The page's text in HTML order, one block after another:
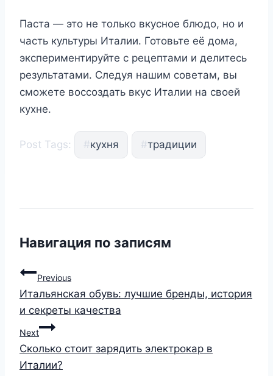
Паста — это не только вкусное блюдо, но и
часть культуры Италии. Готовьте её дома,
экспериментируйте с рецептами и делитесь
результатами. Следуя нашим советам, вы
сможете воссоздать вкус Италии на своей
кухне.
Post Tags: #кухня #традиции
Навигация по записям
Previous
Итальянская обувь: лучшие бренды, история
и секреты качества
Next
Сколько стоит зарядить электрокар в
Италии?